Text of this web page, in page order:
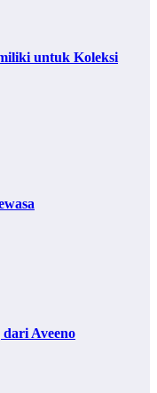
untuk Koleksi
Aveeno